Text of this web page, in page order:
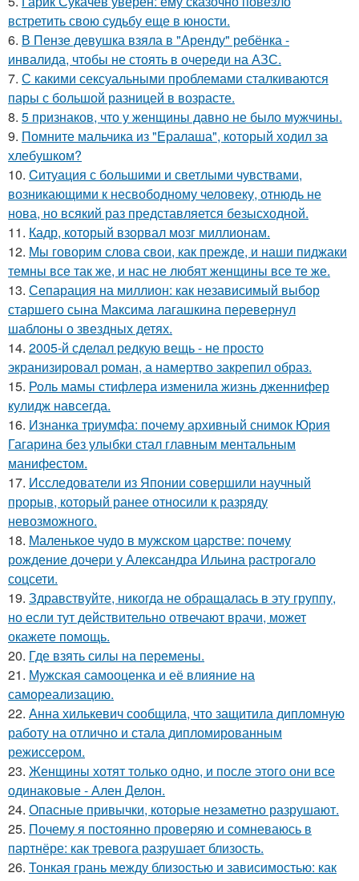
встретить свою судьбу еще в юности.
6. В Пензе девушка взяла в "Аренду" ребёнка -
инвалида, чтобы не стоять в очереди на АЗС.
7. С какими сексуальными проблемами сталкиваются
пары с большой разницей в возрасте.
8. 5 признаков, что у женщины давно не было мужчины.
9. Помните мальчика из "Ералаша", который ходил за
хлебушком?
10. Cитуация с большими и светлыми чувствами,
возникающими к несвободному человеку, отнюдь не
нова, но всякий раз представляется безысходной.
11. Кадр, который взорвал мозг миллионам.
12. Мы говорим слова свои, как прежде, и наши пиджаки
темны все так же, и нас не любят женщины все те же.
13. Сепарация на миллион: как независимый выбор
старшего сына Максима лагашкина перевернул
шаблоны о звездных детях.
14. 2005-й сделал редкую вещь - не просто
экранизировал роман, а намертво закрепил образ.
15. Роль мамы стифлера изменила жизнь дженнифер
кулидж навсегда.
16. Изнанка триумфа: почему архивный снимок Юрия
Гагарина без улыбки стал главным ментальным
манифестом.
17. Исследователи из Японии совершили научный
прорыв, который ранее относили к разряду
невозможного.
18. Маленькое чудо в мужском царстве: почему
рождение дочери у Александра Ильина растрогало
соцсети.
19. Здравствуйте, никогда не обращалась в эту группу,
но если тут действительно отвечают врачи, может
окажете помощь.
20. Где взять силы на перемены.
21. Мужская самооценка и её влияние на
самореализацию.
22. Анна хилькевич сообщила, что защитила дипломную
работу на отлично и стала дипломированным
режиссером.
23. Женщины хотят только одно, и после этого они все
одинаковые - Ален Делон.
24. Опасные привычки, которые незаметно разрушают.
25. Почему я постоянно проверяю и сомневаюсь в
партнёре: как тревога разрушает близость.
26. Тонкая грань между близостью и зависимостью: как